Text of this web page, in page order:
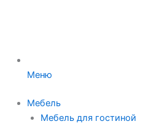
Меню
Мебель
Мебель для гостиной